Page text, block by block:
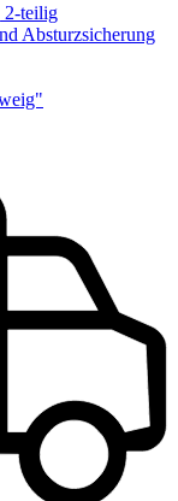
2-teilig
Absturzsicherung